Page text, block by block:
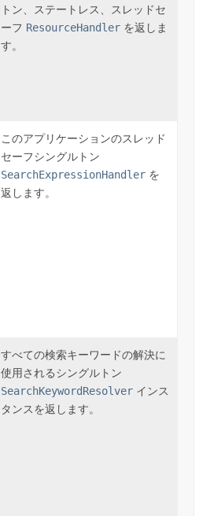
トン、ステートレス、スレッドセ
ーフ ResourceHandler を返しま
す。
このアプリケーションのスレッド
セーフシングルトン
SearchExpressionHandler を
返します。
すべての検索キーワードの解決に
使用されるシングルトン
SearchKeywordResolver インス
タンスを返します。